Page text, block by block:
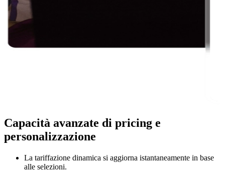
Capacità avanzate di pricing e
personalizzazione
La tariffazione dinamica si aggiorna istantaneamente in base
alle selezioni.